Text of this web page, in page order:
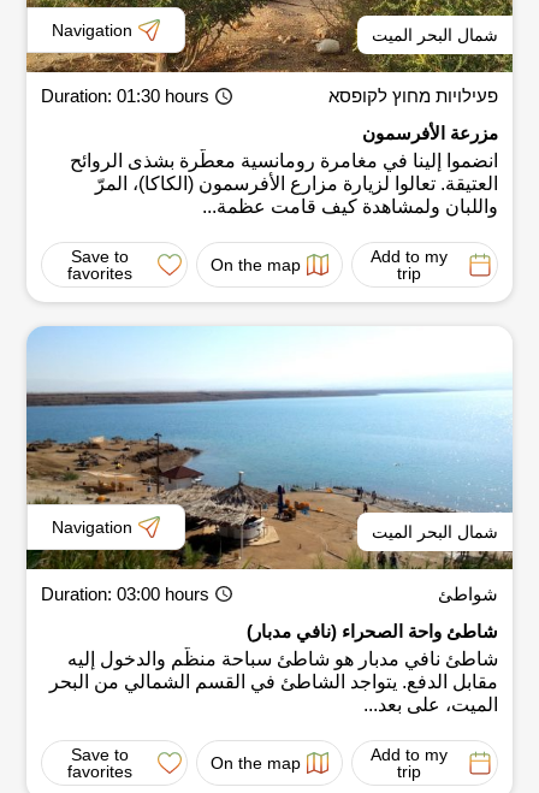
شمال البحر الميت Navigation
פעילויות מחוץ לקופסא Duration: 01:30 hours
مزرعة الأفرسمون
انضموا إلينا في مغامرة رومانسية معطّرة بشذى الروائح
العتيقة. تعالوا لزيارة مزارع الأفرسمون (الكاكا)، المرّ
واللبان ولمشاهدة كيف قامت عظمة...
Add to my
trip
On the map
Save to
favorites
شمال البحر الميت Navigation
شواطئ Duration: 03:00 hours
شاطئ واحة الصحراء (نافي مدبار)
شاطئ نافي مدبار هو شاطئ سباحة منظّم والدخول إليه
مقابل الدفع. يتواجد الشاطئ في القسم الشمالي من البحر
الميت، على بعد...
Add to my
trip
On the map
Save to
favorites